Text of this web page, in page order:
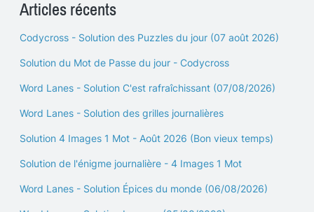
Articles récents
Codycross - Solution des Puzzles du jour (07 août 2026)
Solution du Mot de Passe du jour - Codycross
Word Lanes - Solution C'est rafraîchissant (07/08/2026)
Word Lanes - Solution des grilles journalières
Solution 4 Images 1 Mot - Août 2026 (Bon vieux temps)
Solution de l'énigme journalière - 4 Images 1 Mot
Word Lanes - Solution Épices du monde (06/08/2026)